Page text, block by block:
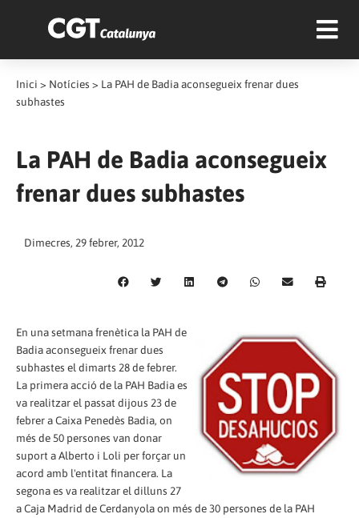
Inici > Notícies > La PAH de Badia aconsegueix frenar dues
subhastes
La PAH de Badia aconsegueix
frenar dues subhastes
Dimecres, 29 febrer, 2012
En una setmana frenètica la PAH de
Badia aconsegueix frenar dues
subhastes el dimarts 28 de febrer.
La primera acció de la PAH Badia es
va realitzar el passat dijous 23 de
febrer a Caixa Penedès Badia, on
més de 50 persones van donar
suport a Alberto i Loli per forçar un
acord amb l'entitat financera. La
segona es va realitzar el dilluns 27
a Caja Madrid de Cerdanyola on més de 30 persones de la PAH